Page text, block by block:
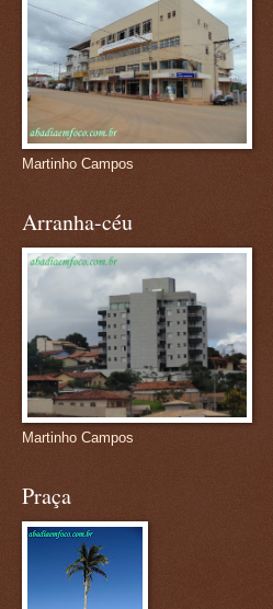
Martinho Campos
Arranha-céu
Martinho Campos
Praça